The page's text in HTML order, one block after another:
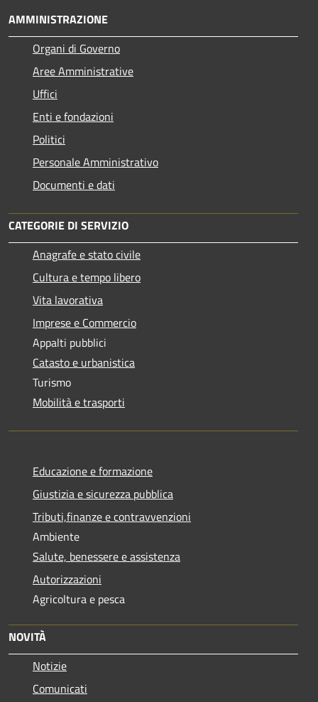
AMMINISTRAZIONE
Organi di Governo
Aree Amministrative
Uffici
Enti e fondazioni
Politici
Personale Amministrativo
Documenti e dati
CATEGORIE DI SERVIZIO
Anagrafe e stato civile
Cultura e tempo libero
Vita lavorativa
Imprese e Commercio
Appalti pubblici
Catasto e urbanistica
Turismo
Mobilità e trasporti
Educazione e formazione
Giustizia e sicurezza pubblica
Tributi,finanze e contravvenzioni
Ambiente
Salute, benessere e assistenza
Autorizzazioni
Agricoltura e pesca
NOVITÀ
Notizie
Comunicati